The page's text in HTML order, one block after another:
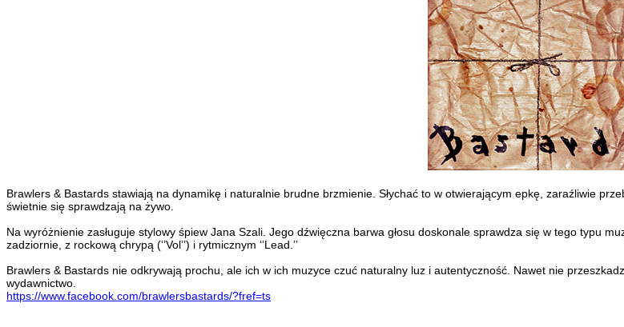
Brawlers & Bastards stawiają na dynamikę i naturalnie brudne brzmienie. Słychać to w otwierającym epkę, zaraźliwie
świetnie się sprawdzają na żywo.
Na wyróżnienie zasługuje stylowy śpiew Jana Szali. Jego dźwięczna barwa głosu doskonale sprawdza się w tego typu
zadziornie, z rockową chrypą (‘’Vol’’) i rytmicznym ‘’Lead.’’
Brawlers & Bastards nie odkrywają prochu, ale ich w ich muzyce czuć naturalny luz i autentyczność. Nawet nie
wydawnictwo.
https://www.facebook.com/brawlersbastards/?fref=ts